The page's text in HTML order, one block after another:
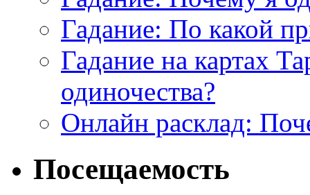
Гадание: По какой
Гадание на картах
одиночества?
Онлайн расклад:
Посещаемость